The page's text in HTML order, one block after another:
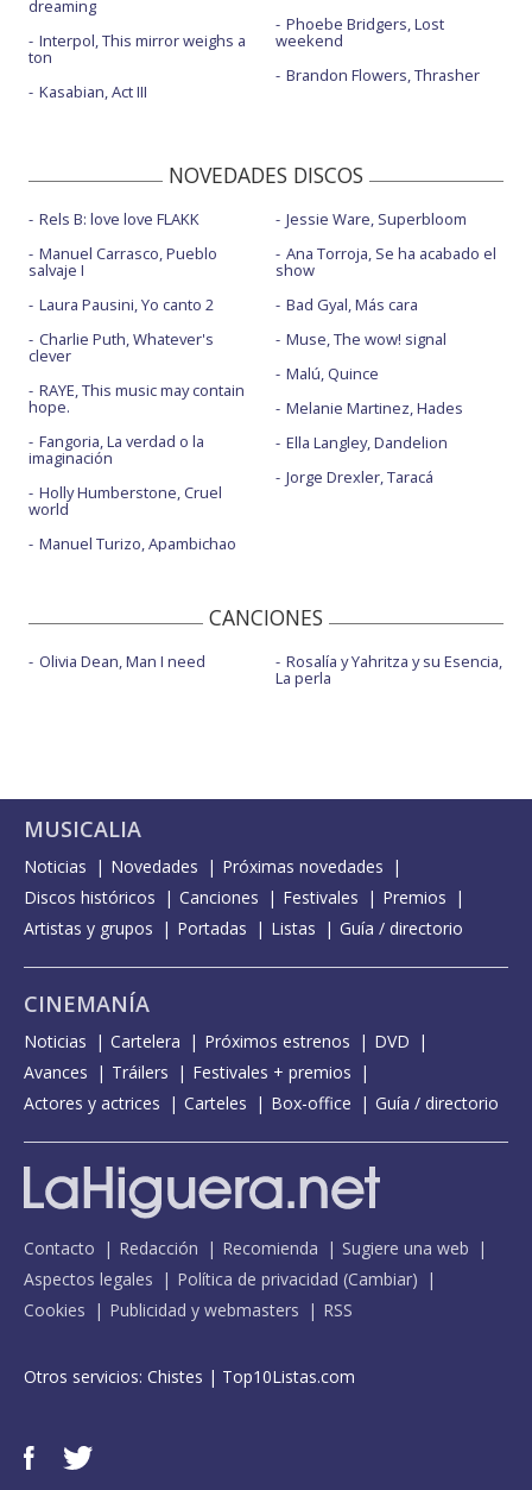
dreaming
Interpol, This mirror weighs a
ton
Kasabian, Act III
Phoebe Bridgers, Lost
weekend
Brandon Flowers, Thrasher
NOVEDADES DISCOS
Rels B: love love FLAKK
Manuel Carrasco, Pueblo
salvaje I
Laura Pausini, Yo canto 2
Charlie Puth, Whatever's
clever
RAYE, This music may contain
hope.
Fangoria, La verdad o la
imaginación
Holly Humberstone, Cruel
world
Manuel Turizo, Apambichao
Jessie Ware, Superbloom
Ana Torroja, Se ha acabado el
show
Bad Gyal, Más cara
Muse, The wow! signal
Malú, Quince
Melanie Martinez, Hades
Ella Langley, Dandelion
Jorge Drexler, Taracá
CANCIONES
Olivia Dean, Man I need Rosalía y Yahritza y su Esencia,
La perla
MUSICALIA
Noticias Novedades
Próximas novedades
Discos históricos
Canciones Festivales
Premios
Artistas y grupos
Portadas Listas Guía / directorio
CINEMANÍA
Noticias Cartelera Próximos estrenos
DVD
Avances
Tráilers
Festivales + premios
Actores y actrices
Carteles Box-office Guía / directorio
Contacto Redacción Recomienda
Sugiere una web
Aspectos legales
Política de privacidad (Cambiar)
Cookies
Publicidad y webmasters RSS
Otros servicios: Chistes | Top10Listas.com